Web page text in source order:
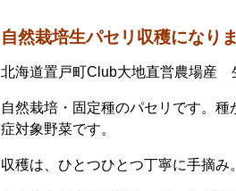
自然栽培生パセリ収穫になり
北海道置戸町Club大地直営農場産
自然栽培・固定種のパセリです。
症対象野菜です。
収穫は、ひとつひとつ丁寧に手摘み